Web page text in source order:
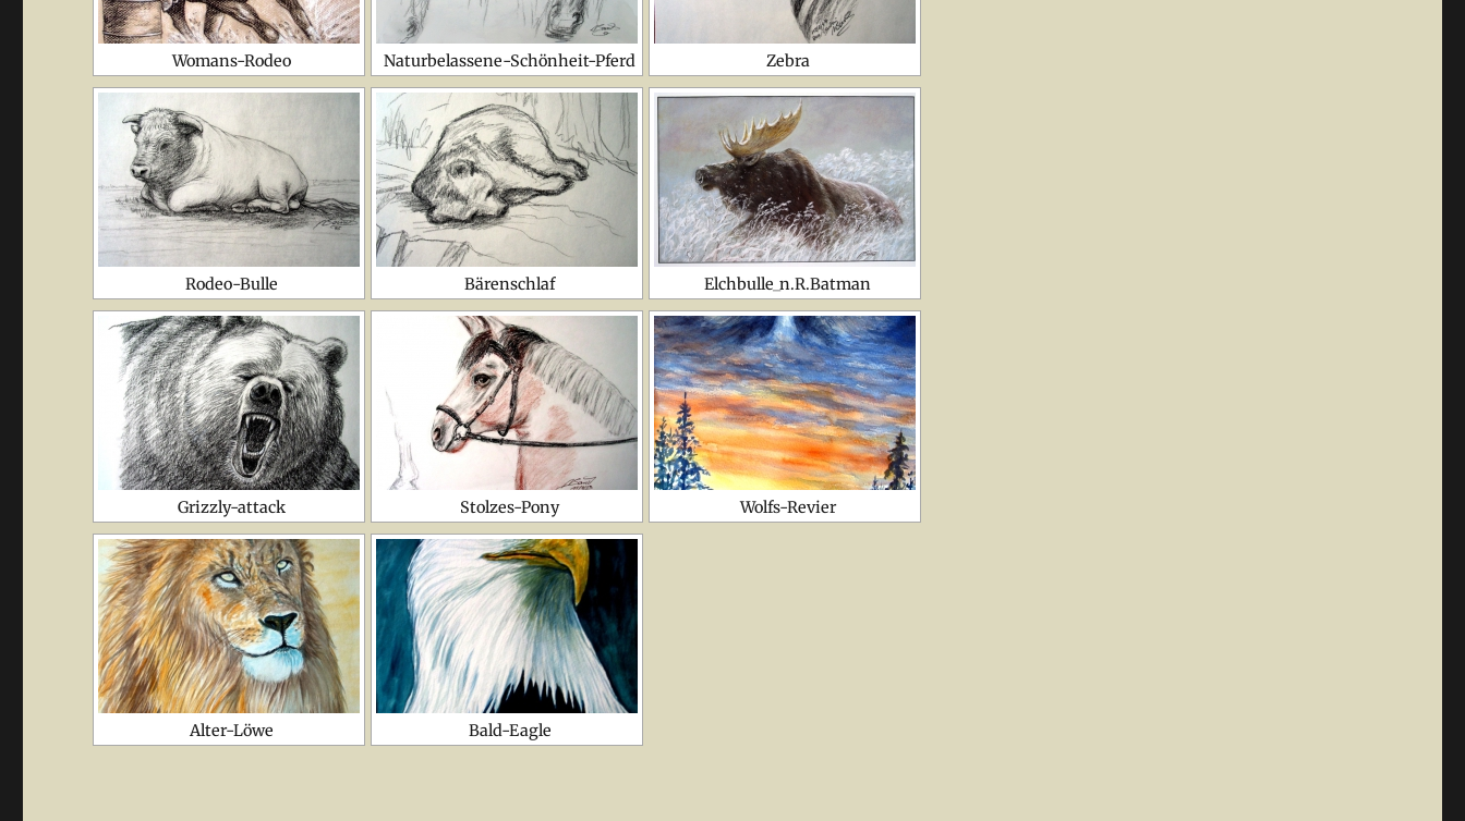
Womans-Rodeo Naturbelassene-Schönheit-Pferd Zebra
Rodeo-Bulle Bärenschlaf Elchbulle_n.R.Batman
Grizzly-attack Stolzes-Pony Wolfs-Revier
Alter-Löwe Bald-Eagle